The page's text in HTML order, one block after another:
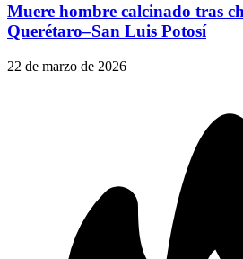
Muere hombre calcinado tras
Querétaro–San Luis Potosí
22 de marzo de 2026